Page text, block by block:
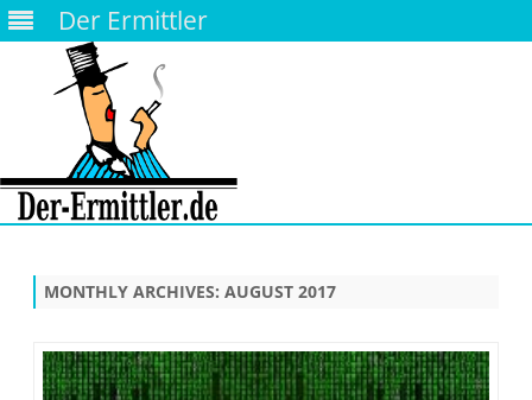
Der Ermittler
MONTHLY ARCHIVES: AUGUST 2017